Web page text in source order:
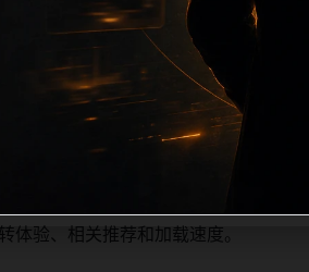
标题、description、canonical、主
，优先补充不同关键词、不同栏目词
体验、相关推荐和加载速度。